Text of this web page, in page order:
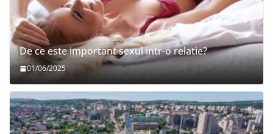
De ce este important sexul intr-o relatie?
01/06/2025